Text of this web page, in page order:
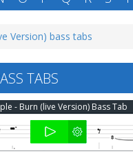
Version) bass tabs
TABS
- Burn (live Version) Bass Tab